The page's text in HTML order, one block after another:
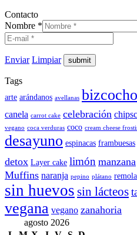
Contacto
Nombre *
Enviar Limpiar
Tags
arte arándanos avellanas bizcocho
canela carrot cake celebración
vegano coca verduras coco cream cheese
desayuno espinacas frambuesas
detox Layer cake limón manzana
Muffins naranja pepino plátano
sin huevos sin lácteos
vegana vegano zanahoria
agosto 2026